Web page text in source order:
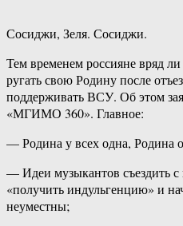
Сосиджи, Зеля. Сосиджи.
Тем временем россияне вряд
ругать свою Родину после
поддерживать ВСУ. Об этом
«МГИМО 360». Главное:
— Родина у всех одна, Родина
— Идеи музыкантов съездить
«получить индульгенцию» и
неуместны;